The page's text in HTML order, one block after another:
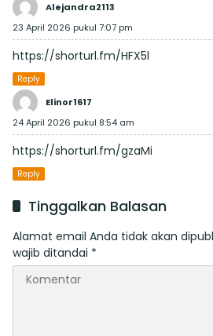
Alejandra2113
23 April 2026 pukul 7:07 pm
https://shorturl.fm/HFX5l
Reply
Elinor1617
24 April 2026 pukul 8:54 am
https://shorturl.fm/gzaMi
Reply
Tinggalkan Balasan
Alamat email Anda tidak akan
wajib ditandai *